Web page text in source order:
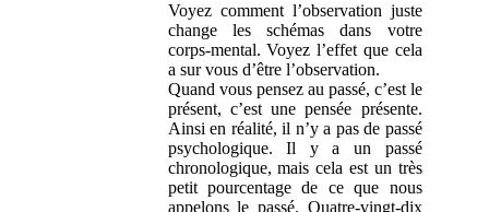
Voyez comment l’observation juste
change les schémas dans votre
corps-mental. Voyez l’effet que cela
a sur vous d’être l’observation.
Quand vous pensez au passé, c’est le
présent, c’est une pensée présente.
Ainsi en réalité, il n’y a pas de passé
psychologique. Il y a un passé
chronologique, mais cela est un très
petit pourcentage de ce que nous
appelons le passé. Quatre-vingt-dix